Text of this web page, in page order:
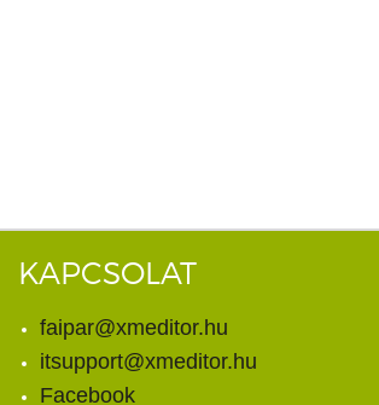
KAPCSOLAT
faipar@xmeditor.hu
itsupport@xmeditor.hu
Facebook